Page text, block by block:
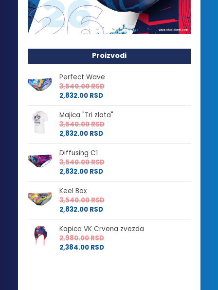
Proizvodi
Perfect Wave
3,540.00RSD
2,832.00 RSD
Majica "Tri zlata"
3,540.00RSD
2,832.00 RSD
Diffusing C1
3,540.00RSD
2,832.00 RSD
Keel Box
3,540.00RSD
2,832.00 RSD
Kapica VK Crvena zvezda
2,980.00RSD
2,384.00 RSD